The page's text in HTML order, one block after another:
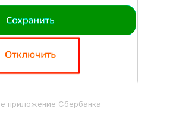
приложение Сбербанка